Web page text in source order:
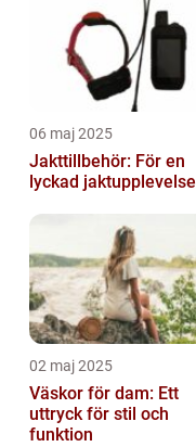
06 maj 2025
Jakttillbehör: För en
lyckad jaktupplevelse
02 maj 2025
Väskor för dam: Ett
uttryck för stil och
funktion